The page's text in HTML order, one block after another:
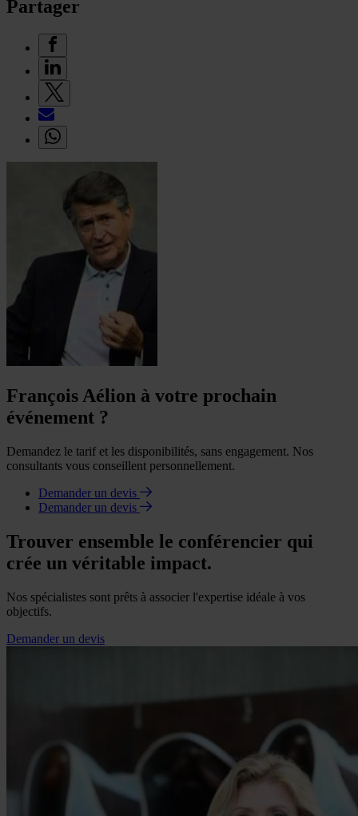
Partager
François Aélion à votre prochain
événement ?
Demandez le tarif et les disponibilités, sans engagement. Nos
consultants vous conseillent personnellement.
Demander un devis
Demander un devis
Trouver ensemble le conférencier qui
crée un véritable impact.
Nos spécialistes sont prêts à associer l'expertise idéale à vos
objectifs.
Demander un devis